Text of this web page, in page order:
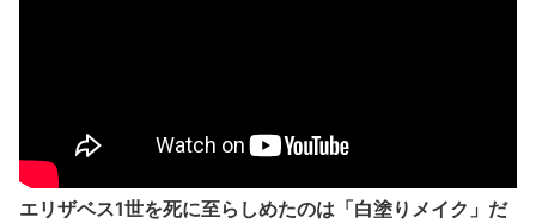
エリザベス1世を死に至らしめたのは「白塗りメイク」だ